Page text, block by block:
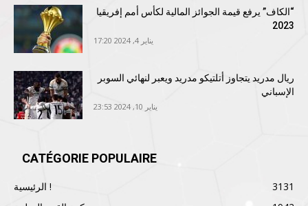
“الكاف” يرفع قيمة الجوائز المالية لكأس أمم إفريقيا
2023
يناير 4, 2024 17:20
ريال مدريد يتجاوز أتلتيكو مدريد ويعبر لنهائي السوبر
الإسباني
يناير 10, 2024 23:53
CATÉGORIE POPULAIRE
الرئيسية !
3131